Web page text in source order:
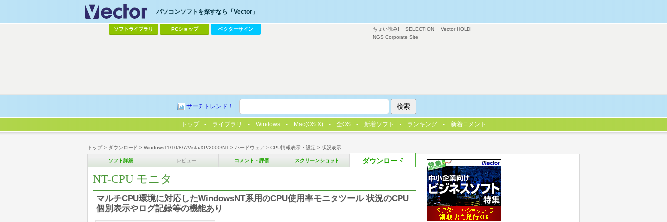
トップ> ダウンロード > Windows11/10/8/7/Vista/XP/2000/NT > ハードウェア > CPU情報表示・設定 > 状況表示
ソフト詳細 レビュー コメント・評価 スクリーンショット ダウンロード
NT-CPU モニタ
マルチCPU環境に対応したWindowsNT系用のCPU使用率モニタツール 状況のCPU
個別表示やログ記録等の機能あり
ちょい読み! SELECTION
Vector HOLDI
NGS Corporate Site
パソコンソフトを探すなら「Vector」
ソフトライブラリ PCショップ ベクターサイン
サーチトレンド！
トップ ライブラリ Windows Mac(OS X) 全OS 新着ソフト ランキング 新着コメント